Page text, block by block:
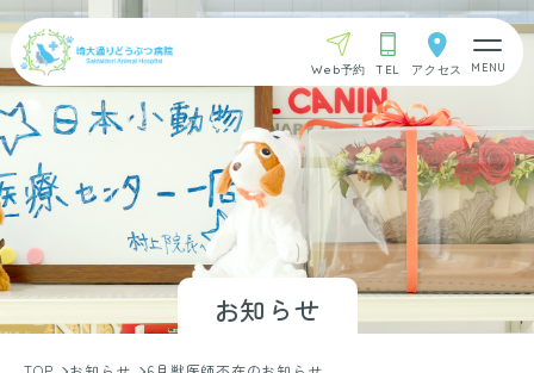
Web予約 TEL アクセス
お知らせ